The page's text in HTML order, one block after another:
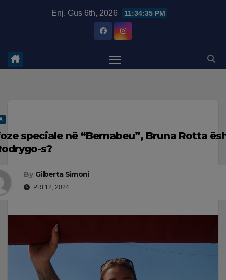
Enj. Gus 6th, 2026 11:34:36 PM
speciale në “Bernabeu”, Bruna Rotta
s?
By Gilberta Simoni
PRI 12, 2024